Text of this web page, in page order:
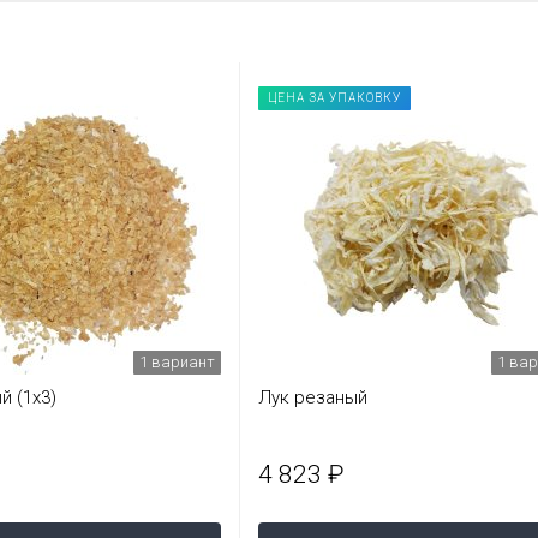
1 вариант
(1х3)
ЦЕНА ЗА УПАКОВКУ
1
Лук резаный
4 823 ₽